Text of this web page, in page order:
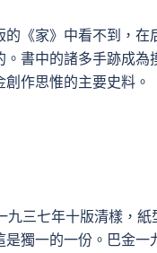
《家》中看不到，在
書中的諸多手跡成
作思惟的主要史料。
九三七年十版清樣，紙
獨一的一份。巴金